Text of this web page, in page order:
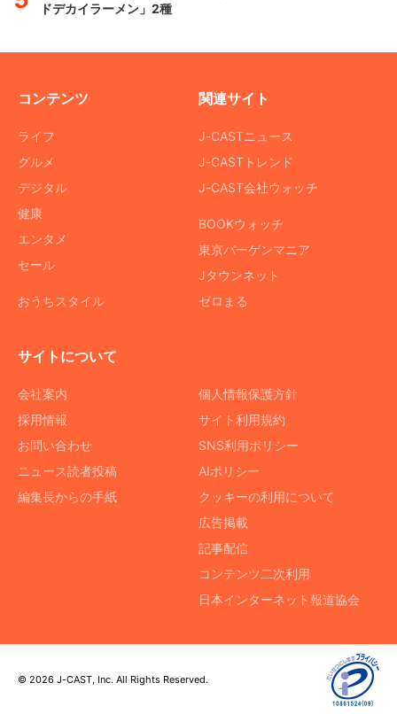
ドデカイラーメン」2種
コンテンツ
ライフ
グルメ
デジタル
健康
エンタメ
セール
おうちスタイル
関連サイト
J-CASTニュース
J-CASTトレンド
J-CAST会社ウォッチ
BOOKウォッチ
東京バーゲンマニア
Jタウンネット
ゼロまる
サイトについて
会社案内
採用情報
お問い合わせ
ニュース読者投稿
編集長からの手紙
個人情報保護方針
サイト利用規約
SNS利用ポリシー
AIポリシー
クッキーの利用について
広告掲載
記事配信
コンテンツ二次利用
日本インターネット報道協会
© 2026 J-CAST, Inc. All Rights Reserved.